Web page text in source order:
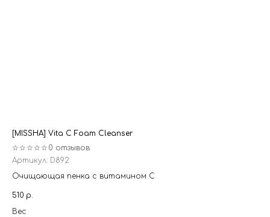
[MISSHA] Vita C Foam Cleanser
☆☆☆☆☆ 0 отзывов
Артикул: D892
Очищающая пенка с витамином C
510 р.
Вес